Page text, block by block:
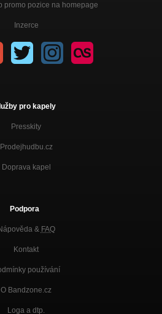
promo pozice na homepage
Inzerce
pro kapely
Presskity
Prodejhudbu.cz
Doprava kapel
Podpora
& FAQ
Kontakt
používání
O Bandzone.cz
Loga a dtp.